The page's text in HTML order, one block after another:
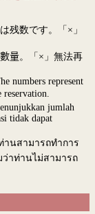
残数です。「×」
量。「×」無法再
numbers represent
jumlah
tidak dapat
านสามารถทำการ
าท่านไม่สามารถ